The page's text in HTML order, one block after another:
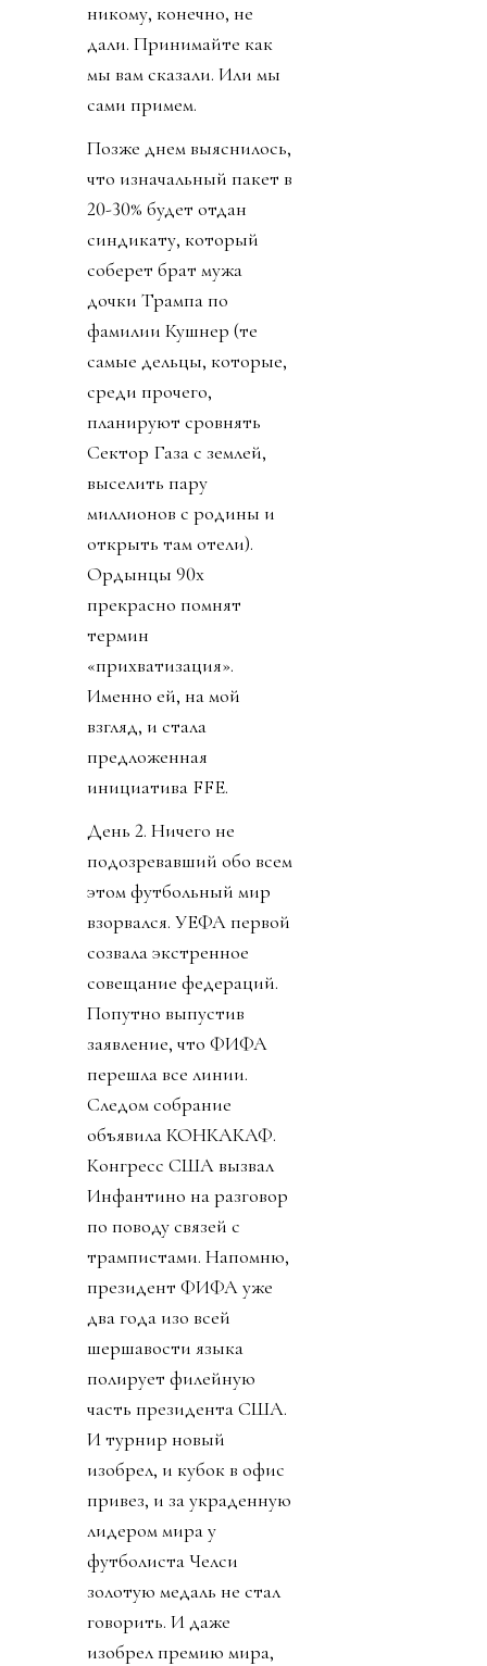
никому, конечно, не
дали. Принимайте как
мы вам сказали. Или мы
сами примем.
Позже днем выяснилось,
что изначальный пакет в
20-30% будет отдан
синдикату, который
соберет брат мужа
дочки Трампа по
фамилии Кушнер (те
самые дельцы, которые,
среди прочего,
планируют сровнять
Сектор Газа с землей,
выселить пару
миллионов с родины и
открыть там отели).
Ордынцы 90х
прекрасно помнят
термин
«прихватизация».
Именно ей, на мой
взгляд, и стала
предложенная
инициатива FFE.
День 2. Ничего не
подозревавший обо всем
этом футбольный мир
взорвался. УЕФА первой
созвала экстренное
совещание федераций.
Попутно выпустив
заявление, что ФИФА
перешла все линии.
Следом собрание
объявила КОНКАКАФ.
Конгресс США вызвал
Инфантино на разговор
по поводу связей с
трампистами. Напомню,
президент ФИФА уже
два года изо всей
шершавости языка
полирует филейную
часть президента США.
И турнир новый
изобрел, и кубок в офис
привез, и за украденную
лидером мира у
футболиста Челси
золотую медаль не стал
говорить. И даже
изобрел премию мира,